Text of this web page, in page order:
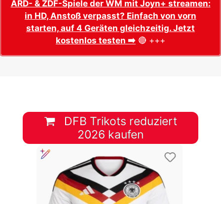
ARD- & ZDF-Spiele der WM mit Joyn+ streamen:
in HD, Anstoß verpasst? Einfach von vorn
starten, auf 4 Geräten gleichzeitig. Jetzt
kostenlos testen ➡️ 🔴 +++
DFB Trikots reduziert
2026 kaufen